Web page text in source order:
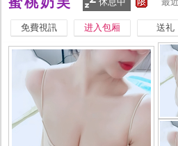
免費視訊 进入包厢 送礼